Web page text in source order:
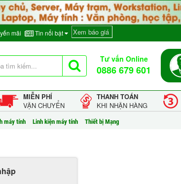
mãi Tin nổi bật Xem báo giá
Tư vấn Online
0886 679 601
MIỄN PHÍ
VẬN CHUYỂN
THANH TOÁN
KHI NHẬN HÀNG
máy tính Linh kiện máy tính Thiết bị Mạng